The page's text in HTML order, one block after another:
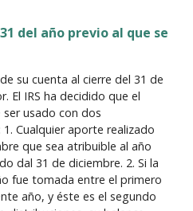
del año previo al que se
su cuenta al cierre del 31 de
El IRS ha decidido que el
usado con dos
Cualquier aporte realizado
que sea atribuible al año
dal 31 de diciembre. 2. Si la
fue tomada entre el primero
año, y éste es el segundo